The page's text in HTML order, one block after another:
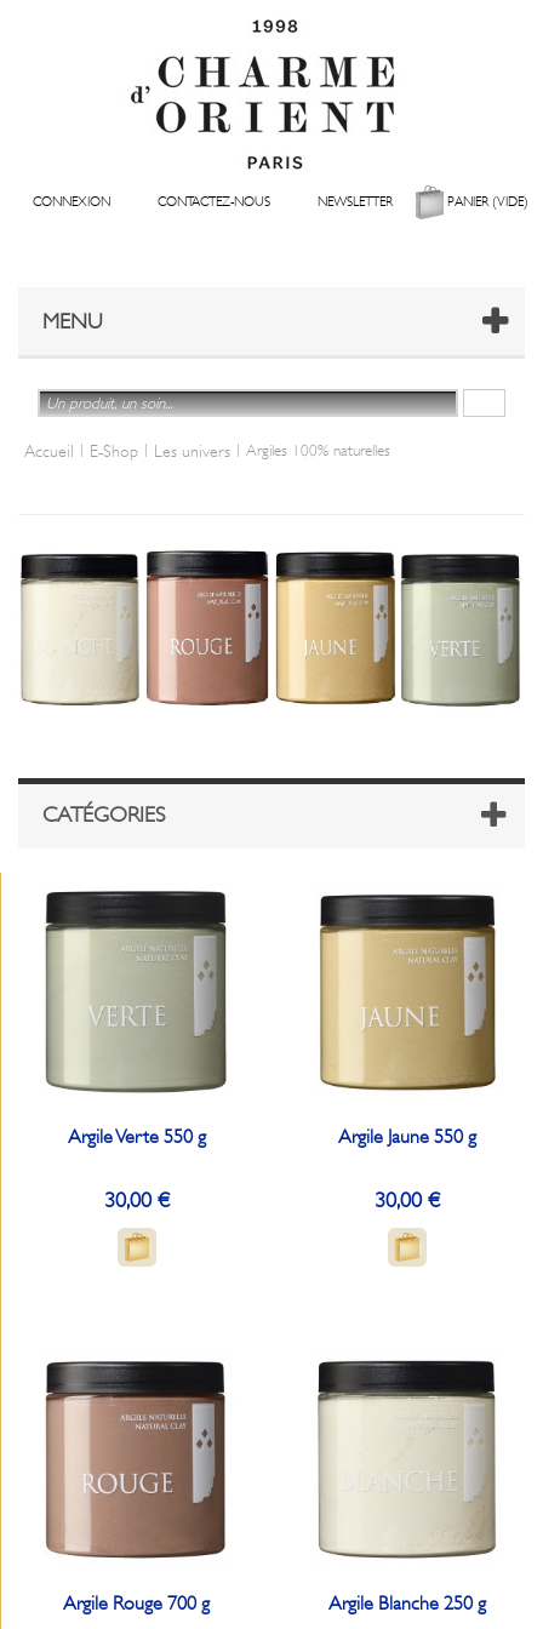
CONNEXION CONTACTEZ-NOUS NEWSLETTER PANIER(VIDE)
MENU
Accueil | E-Shop | Les univers | Argiles 100% naturelles
CATÉGORIES
Argile Verte 550 g
30,00 €
Argile Jaune 550 g
30,00 €
Argile Rouge 700 g Argile Blanche 250 g